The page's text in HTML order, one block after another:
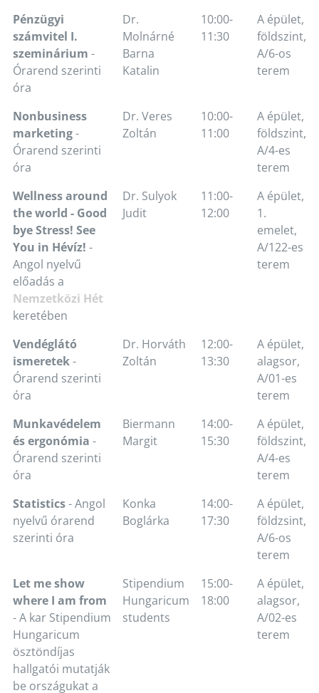
Pénzügyi
számvitel I.
szeminárium -
Órarend szerinti
óra
Dr.
Molnárné
Barna
Katalin
10:00-
11:30
A épület,
földszint,
A/6-os
terem
Nonbusiness
marketing-
Órarend szerinti
óra
Dr. Veres
Zoltán
10:00-
11:00
A épület,
földszint,
A/4-es
terem
Wellness around
the world - Good
bye Stress! See
You in Hévíz! -
Angol nyelvű
előadás a
Nemzetközi Hét
keretében
Dr. Sulyok
Judit
11:00-
12:00
A épület,
1.
emelet,
A/122-es
terem
Vendéglátó
ismeretek-
Órarend szerinti
óra
Dr. Horváth
Zoltán
12:00-
13:30
A épület,
alagsor,
A/01-es
terem
Munkavédelem
és ergonómia -
Órarend szerinti
óra
Biermann
Margit
14:00-
15:30
A épület,
földszint,
A/4-es
terem
Statistics- Angol
nyelvű órarend
szerinti óra
Konka
Boglárka
14:00-
17:30
A épület,
földzsint,
A/6-os
terem
Let me show
where I am from
- A kar Stipendium
Hungaricum
ösztöndíjas
hallgatói mutatják
be országukat a
Stipendium
Hungaricum
students
15:00-
18:00
A épület,
alagsor,
A/02-es
terem